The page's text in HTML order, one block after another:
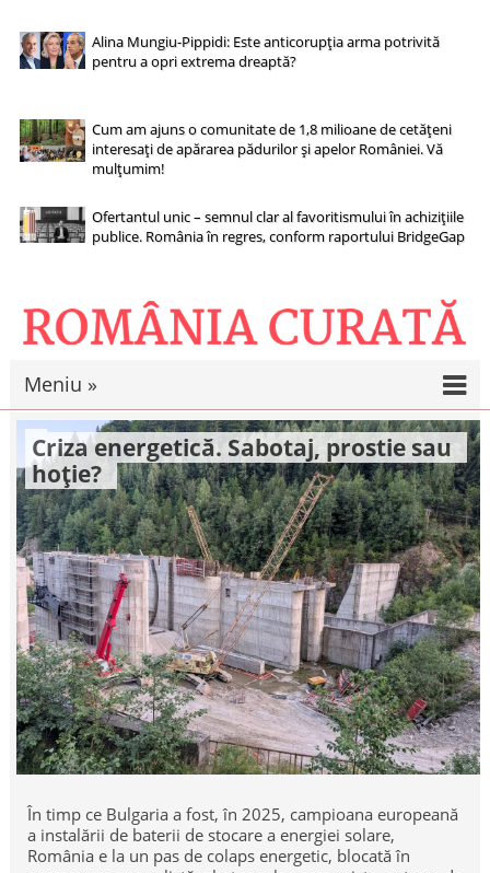
Alina Mungiu-Pippidi: Este anticorupția arma potrivită
pentru a opri extrema dreaptă?
Cum am ajuns o comunitate de 1,8 milioane de cetățeni
interesați de apărarea pădurilor și apelor României. Vă
mulțumim!
Ofertantul unic – semnul clar al favoritismului în achizițiile
publice. România în regres, conform raportului BridgeGap
Meniu »
Criza energetică. Sabotaj, prostie sau
hoție?
În timp ce Bulgaria a fost, în 2025, campioana europeană
a instalării de baterii de stocare a energiei solare,
România e la un pas de colaps energetic, blocată în